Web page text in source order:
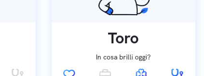
Toro
In cosa brilli oggi?